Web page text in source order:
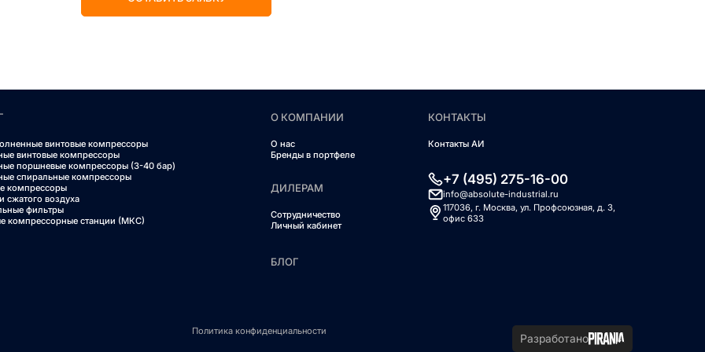
винтовые компрессоры
винтовые компрессоры
поршневые компрессоры (3-40 бар)
спиральные компрессоры
компрессоры
сжатого воздуха
фильтры
компрессорные станции (МКС)
О КОМПАНИИ
О нас
Бренды в портфеле
ДИЛЕРАМ
Сотрудничество
Личный кабинет
БЛОГ
КОНТАКТЫ
Контакты АИ
+7 (495) 275-16-00
info@absolute-industrial.ru
117036, г. Москва, ул. Профсоюзная, д. 3,
офис 633
Политика конфиденциальности
Разработано